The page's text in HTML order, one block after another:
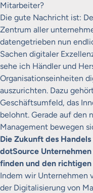
Mitarbeiter?
Die gute Nachricht ist:
Zentrum aller
datengetrieben nun
Sachen digitaler
sehe ich Händler und
Organisationseinheiten
auszurichten. Dazu
Geschäftsumfeld, das
belohnt. Gerade auf den
Management bewegen
Die Zukunft des
dotSource
finden und den
Indem wir Unternehmen
der Digitalisierung von